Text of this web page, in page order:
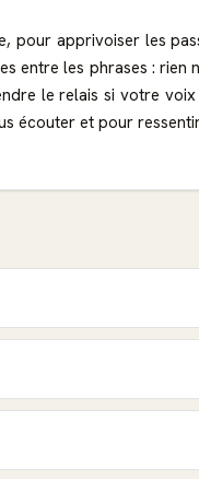
apprivoiser les
entre les phrases :
le relais si votre
écouter et pour